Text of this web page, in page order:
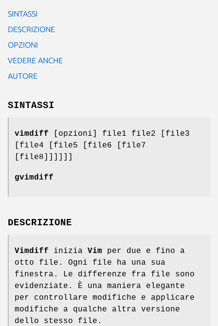
SINTASSI
DESCRIZIONE
OPZIONI
VEDERE ANCHE
AUTORE
SINTASSI
vimdiff [opzioni] file1 file2 [file3
[file4 [file5 [file6 [file7
[file8]]]]]]
gvimdiff
DESCRIZIONE
Vimdiff inizia Vim per due e fino a
otto file. Ogni file ha una sua
finestra. Le differenze fra file sono
evidenziate. È una maniera elegante
per controllare modifiche e applicare
modifiche a qualche altra versione
dello stesso file.